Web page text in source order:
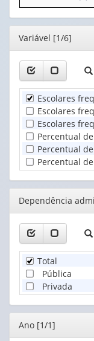
o
cabeçalho
(possui
apenas
valor):
Unidade
Territorial
(1)
Editor
Variável [1/6]
Escolares
Escolares
Escolares
Percentual
Percentual
Percentual
Editor
Dependência
Total
Pública
Privada
Editor
Ano [1/1]